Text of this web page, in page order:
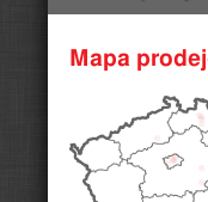
Mapa